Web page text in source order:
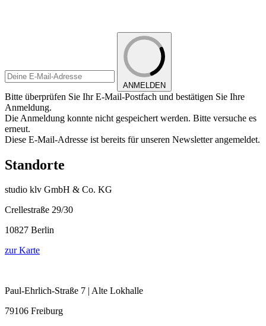
ANMELDEN
Bitte überprüfen Sie Ihr E-Mail-Postfach und bestätigen Sie Ihre
Anmeldung.
Die Anmeldung konnte nicht gespeichert werden. Bitte versuche es
erneut.
Diese E-Mail-Adresse ist bereits für unseren Newsletter angemeldet.
Standorte
studio klv GmbH & Co. KG
Crellestraße 29/30
10827 Berlin
zur Karte
Paul-Ehrlich-Straße 7 | Alte Lokhalle
79106 Freiburg